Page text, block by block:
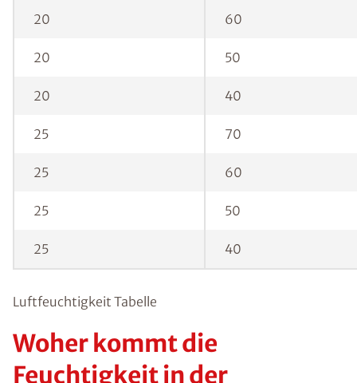
20 60
20 50
20 40
25 70
25 60
25 50
25 40
Luftfeuchtigkeit Tabelle
Woher kommt die
Feuchtigkeit in der